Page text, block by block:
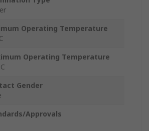
Operating Temperature
Operating Temperature
Gender
Approvals